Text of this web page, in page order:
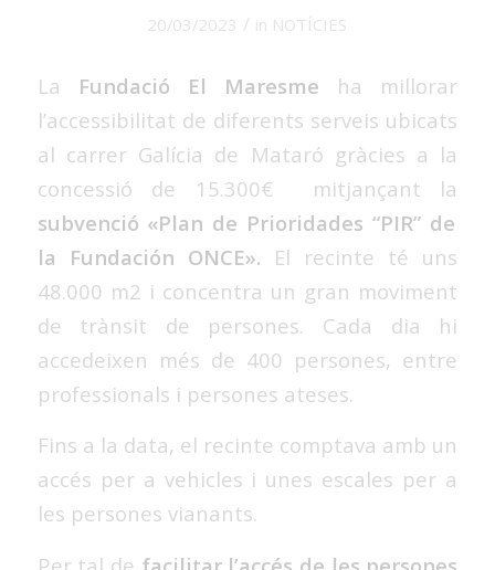
20/03/2023 / in NOTÍCIES
La Fundació El Maresme ha millorar
l’accessibilitat de diferents serveis ubicats
al carrer Galícia de Mataró gràcies a la
concessió de 15.300€ mitjançant la
subvenció «Plan de Prioridades “PIR” de
la Fundación ONCE». El recinte té uns
48.000 m2 i concentra un gran moviment
de trànsit de persones. Cada dia hi
accedeixen més de 400 persones, entre
professionals i persones ateses.
Fins a la data, el recinte comptava amb un
accés per a vehicles i unes escales per a
les persones vianants.